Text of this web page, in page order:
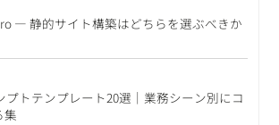
― 静的サイト構築はどちらを選ぶべきか
プトテンプレート20選｜業務シーン別にコ
集